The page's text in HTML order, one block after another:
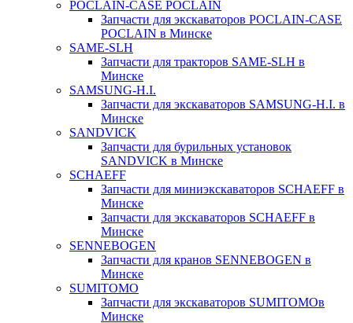
POCLAIN-CASE POCLAIN
Запчасти для экскаваторов POCLAIN-CASE
POCLAIN в Минске
SAME-SLH
Запчасти для тракторов SAME-SLH в
Минске
SAMSUNG-H.I.
Запчасти для экскаваторов SAMSUNG-H.I. в
Минске
SANDVICK
Запчасти для бурильных установок
SANDVICK в Минске
SCHAEFF
Запчасти для миниэкскаваторов SCHAEFF в
Минске
Запчасти для экскаваторов SCHAEFF в
Минске
SENNEBOGEN
Запчасти для кранов SENNEBOGEN в
Минске
SUMITOMO
Запчасти для экскаваторов SUMITOMOв
Минске